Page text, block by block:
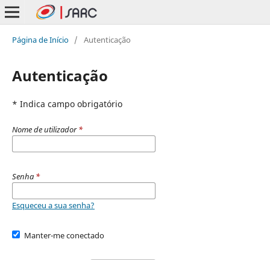
Página de Início / Autenticação
Autenticação
* Indica campo obrigatório
Nome de utilizador*
Senha *
Esqueceu a sua senha?
Manter-me conectado